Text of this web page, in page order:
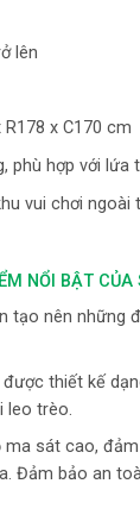
lên
x C170 cm
phù hợp với lứa
vui chơi ngoài
NỔI BẬT CỦA
tạo nên những
được thiết kế
leo trèo.
sát cao,
Đảm bảo an